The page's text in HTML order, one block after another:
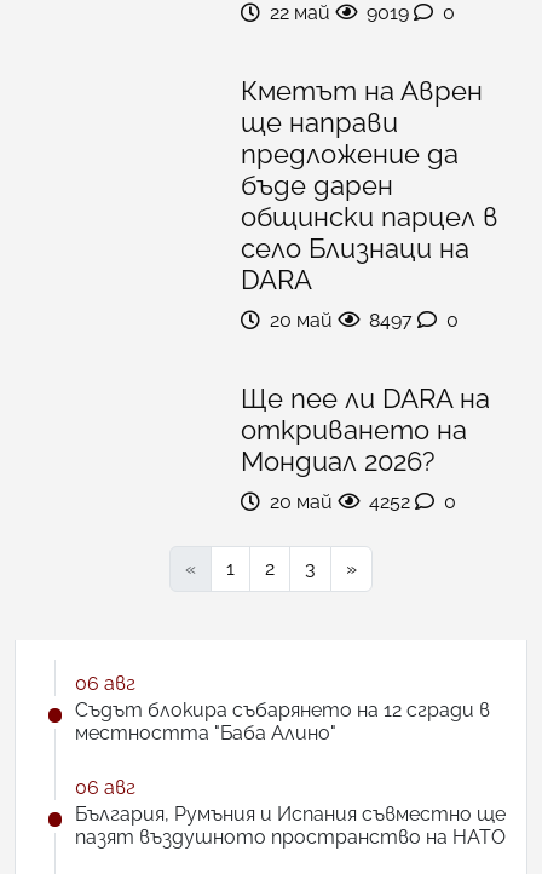
22 май 9019 0
Кметът на Аврен
ще направи
предложение да
бъде дарен
общински парцел в
село Близнаци на
DARA
20 май 8497 0
Ще пее ли DARA на
откриването на
Мондиал 2026?
20 май 4252 0
« 1 2 3 »
06 авг
Съдът блокира събарянето на 12 сгради в
местността "Баба Алино"
06 авг
България, Румъния и Испания съвместно ще
пазят въздушното пространство на НАТО